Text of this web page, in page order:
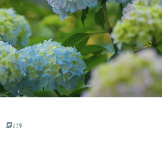
記事